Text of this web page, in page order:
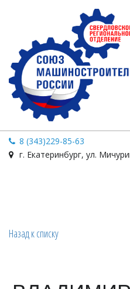
8 (343)229-85-63
г. Екатеринбург, ул.
Назад к списку